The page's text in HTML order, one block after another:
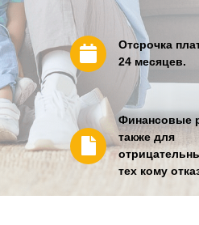
Отсрочка
24 месяцев.
Финансовые
также для
тех кому